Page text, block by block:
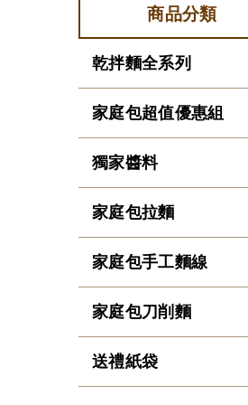
商品分類
乾拌麵全系列
家庭包超值優惠組
獨家醬料
家庭包拉麵
家庭包手工麵線
家庭包刀削麵
送禮紙袋